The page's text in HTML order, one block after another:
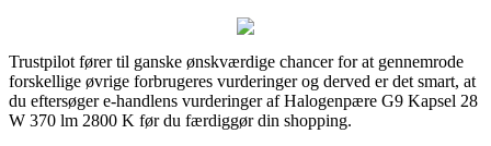
Trustpilot fører til ganske ønskværdige chancer for at gennemrode
forskellige øvrige forbrugeres vurderinger og derved er det smart, at
du eftersøger e-handlens vurderinger af Halogenpære G9 Kapsel 28
W 370 lm 2800 K før du færdiggør din shopping.